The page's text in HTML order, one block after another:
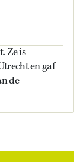
Ze is
en gaf
de